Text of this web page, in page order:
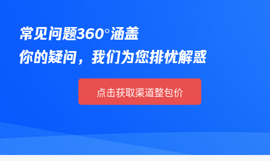
常见问题360°涵盖
你的疑问，我们为您排忧解惑
点击获取渠道整包价